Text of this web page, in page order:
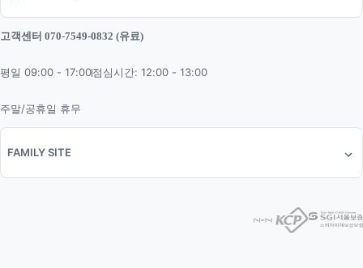
고객센터 070-7549-0832 (유료)
평일 09:00 - 17:00점심시간: 12:00 - 13:00
주말/공휴일 휴무
FAMILY SITE